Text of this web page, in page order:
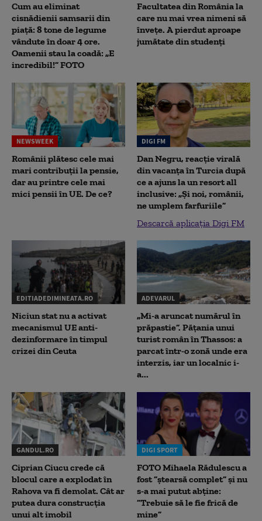
Cum au eliminat
cisnădienii samsarii din
piață: 8 tone de legume
vândute în doar 4 ore.
Oamenii stau la coadă: „E
incredibil!” FOTO
Facultatea din România la
care nu mai vrea nimeni să
înveţe. A pierdut aproape
jumătate din studenţi
NEWSWEEK
Românii plătesc cele mai
mari contribuții la pensie,
dar au printre cele mai
mici pensii în UE. De ce?
DIGI FM
Dan Negru, reacție virală
din vacanța în Turcia după
ce a ajuns la un resort all
inclusive: „Și noi, românii,
ne umplem farfuriile”
Descarcă aplicația Digi FM
EDITIADEDIMINEATA.RO
Niciun stat nu a activat
mecanismul UE anti-
dezinformare în timpul
crizei din Ceuta
ADEVARUL
„Mi-a aruncat numărul în
prăpastie”. Pățania unui
turist român în Thassos: a
parcat într-o zonă unde era
interzis, iar un localnic i-
a...
GANDUL.RO
Ciprian Ciucu crede că
blocul care a explodat în
Rahova va fi demolat. Cât ar
putea dura construcția
unui alt imobil
DIGI SPORT
FOTO Mihaela Rădulescu a
fost ”ștearsă complet” și nu
s-a mai putut abține:
”Trebuie să le fie frică de
mine”